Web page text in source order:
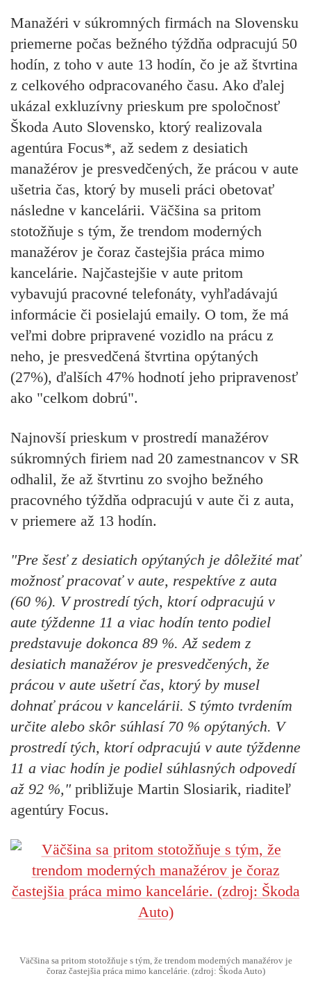
Manažéri v súkromných firmách na Slovensku
priemerne počas bežného týždňa odpracujú 50
hodín, z toho v aute 13 hodín, čo je až štvrtina
z celkového odpracovaného času. Ako ďalej
ukázal exkluzívny prieskum pre spoločnosť
Škoda Auto Slovensko, ktorý realizovala
agentúra Focus*, až sedem z desiatich
manažérov je presvedčených, že prácou v aute
ušetria čas, ktorý by museli práci obetovať
následne v kancelárii. Väčšina sa pritom
stotožňuje s tým, že trendom moderných
manažérov je čoraz častejšia práca mimo
kancelárie. Najčastejšie v aute pritom
vybavujú pracovné telefonáty, vyhľadávajú
informácie či posielajú emaily. O tom, že má
veľmi dobre pripravené vozidlo na prácu z
neho, je presvedčená štvrtina opýtaných
(27%), ďalších 47% hodnotí jeho pripravenosť
ako "celkom dobrú".
Najnovší prieskum v prostredí manažérov
súkromných firiem nad 20 zamestnancov v SR
odhalil, že až štvrtinu zo svojho bežného
pracovného týždňa odpracujú v aute či z auta,
v priemere až 13 hodín.
"Pre šesť z desiatich opýtaných je dôležité mať
možnosť pracovať v aute, respektíve z auta
(60 %). V prostredí tých, ktorí odpracujú v
aute týždenne 11 a viac hodín tento podiel
predstavuje dokonca 89 %. Až sedem z
desiatich manažérov je presvedčených, že
prácou v aute ušetrí čas, ktorý by musel
dohnať prácou v kancelárii. S týmto tvrdením
určite alebo skôr súhlasí 70 % opýtaných. V
prostredí tých, ktorí odpracujú v aute týždenne
11 a viac hodín je podiel súhlasných odpovedí
až 92 %,"približuje Martin Slosiarik, riaditeľ
agentúry Focus.
Väčšina sa pritom stotožňuje s tým, že trendom moderných manažérov je
čoraz častejšia práca mimo kancelárie. (zdroj: Škoda Auto)